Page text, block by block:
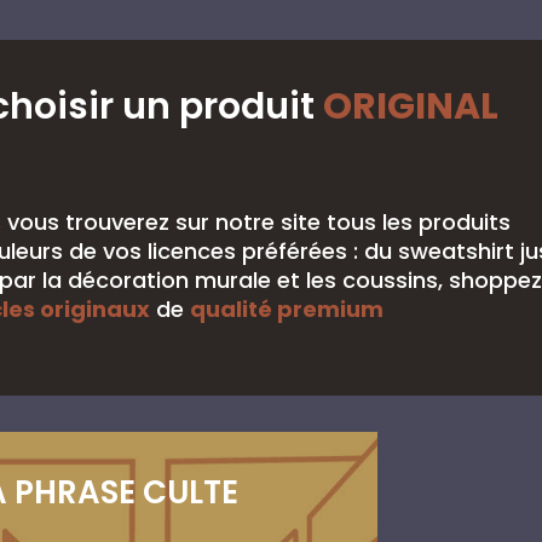
un produit ORIGINAL
vous trouverez sur notre site tous les produits
de vos licences préférées : du sweatshirt
la décoration murale et les coussins,
originaux de qualité premium
PHRASE CULTE